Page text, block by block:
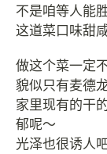
不是咱等人能
这道菜口味甜
做这个菜一定
貌似只有麦德
家里现有的干
郁呢～
光泽也很诱人